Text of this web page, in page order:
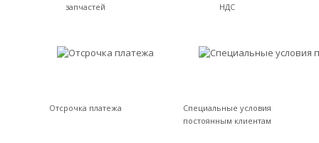
запчастей
НДС
Отсрочка платежа
Специальные условия
постоянным клиентам